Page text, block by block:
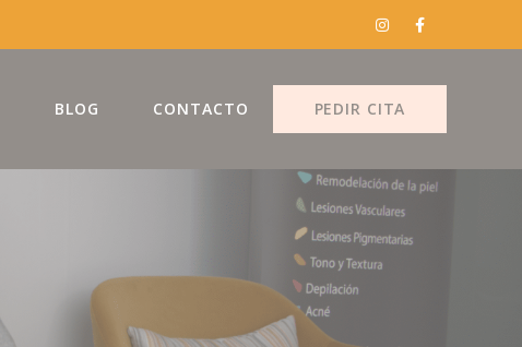
BLOG CONTACTO PEDIR CITA